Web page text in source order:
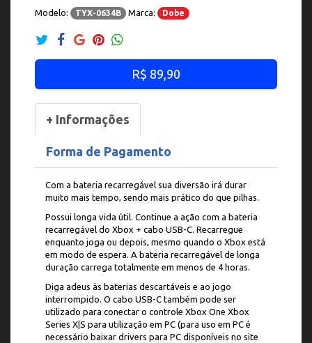
Modelo: TYX-0634B Marca: Dobe
R$ 89,90
+ Informações
Forma de Pagamento
Com a bateria recarregável sua diversão irá durar
muito mais tempo, sendo mais prático do que pilhas.
Possui longa vida útil. Continue a ação com a bateria
recarregável do Xbox + cabo USB-C. Recarregue
enquanto joga ou depois, mesmo quando o Xbox está
em modo de espera. A bateria recarregável de longa
duração carrega totalmente em menos de 4 horas.
Diga adeus às baterias descartáveis e ao jogo
interrompido. O cabo USB-C também pode ser
utilizado para conectar o controle Xbox One Xbox
Series X|S para utilização em PC (para uso em PC é
necessário baixar drivers para PC disponíveis no site